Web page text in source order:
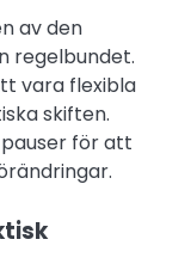
av den
regelbundet.
vara flexibla
skiften.
för att